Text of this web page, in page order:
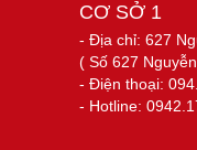
CƠ SỞ 1
- Địa chỉ: 627
( Số 627
- Điện thoại:
- Hotline: